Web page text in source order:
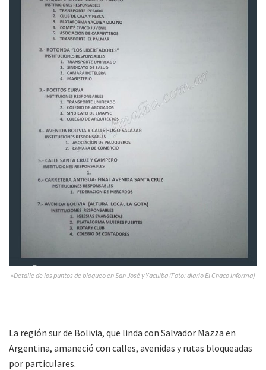
»Detalle de los puntos de bloqueo en San José y Yacuiba (Foto: diario El Chaco Informa)
La región sur de Bolivia, que linda con Salvador Mazza en
Argentina, amaneció con calles, avenidas y rutas bloqueadas
por particulares.